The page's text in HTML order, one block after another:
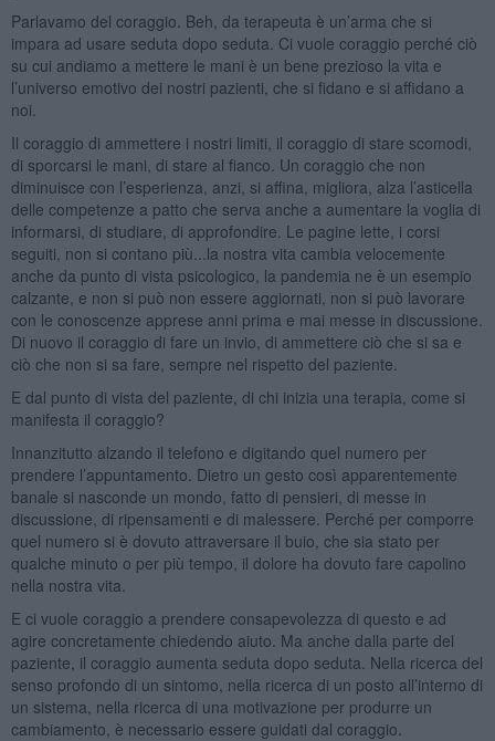
Parlavamo del coraggio. Beh, da terapeuta è un’arma che si
impara ad usare seduta dopo seduta. Ci vuole coraggio perché ciò
su cui andiamo a mettere le mani è un bene prezioso la vita e
l’universo emotivo dei nostri pazienti, che si fidano e si affidano a
noi.
Il coraggio di ammettere i nostri limiti, il coraggio di stare scomodi,
di sporcarsi le mani, di stare al fianco. Un coraggio che non
diminuisce con l’esperienza, anzi, si affina, migliora, alza l’asticella
delle competenze a patto che serva anche a aumentare la voglia di
informarsi, di studiare, di approfondire. Le pagine lette, i corsi
seguiti, non si contano più...la nostra vita cambia velocemente
anche da punto di vista psicologico, la pandemia ne è un esempio
calzante, e non si può non essere aggiornati, non si può lavorare
con le conoscenze apprese anni prima e mai messe in discussione.
Di nuovo il coraggio di fare un invio, di ammettere ciò che si sa e
ciò che non si sa fare, sempre nel rispetto del paziente.
E dal punto di vista del paziente, di chi inizia una terapia, come si
manifesta il coraggio?
Innanzitutto alzando il telefono e digitando quel numero per
prendere l’appuntamento. Dietro un gesto così apparentemente
banale si nasconde un mondo, fatto di pensieri, di messe in
discussione, di ripensamenti e di malessere. Perché per comporre
quel numero si è dovuto attraversare il buio, che sia stato per
qualche minuto o per più tempo, il dolore ha dovuto fare capolino
nella nostra vita.
E ci vuole coraggio a prendere consapevolezza di questo e ad
agire concretamente chiedendo aiuto. Ma anche dalla parte del
paziente, il coraggio aumenta seduta dopo seduta. Nella ricerca del
senso profondo di un sintomo, nella ricerca di un posto all’interno di
un sistema, nella ricerca di una motivazione per produrre un
cambiamento, è necessario essere guidati dal coraggio.